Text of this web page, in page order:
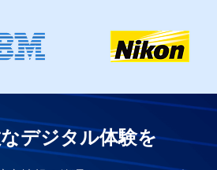
デジタル体験を